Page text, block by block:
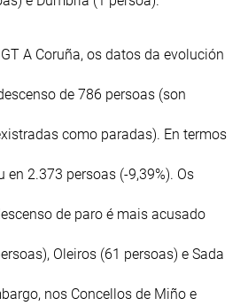
A Coruña, os datos da evolución
de 786 persoas (son
como paradas). En termos
en 2.373 persoas (-9,39%). Os
de paro é mais acusado
Oleiros (61 persoas) e Sada
nos Concellos de Miño e